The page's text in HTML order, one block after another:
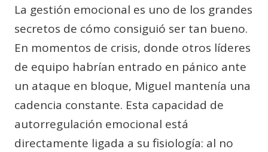
La gestión emocional es uno de los grandes
secretos de cómo consiguió ser tan bueno.
En momentos de crisis, donde otros líderes
de equipo habrían entrado en pánico ante
un ataque en bloque, Miguel mantenía una
cadencia constante. Esta capacidad de
autorregulación emocional está
directamente ligada a su fisiología: al no